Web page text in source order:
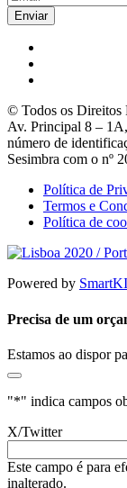
© Todos os Direitos
Av. Principal 8 –
número de
Sesimbra com o nº
Política de
Termos e
Política de
Powered by
Precisa de um
Estamos ao dispor
"*" indica campos
X/Twitter
Este campo é para
inalterado.